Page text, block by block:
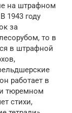
на штрафном
1943 году
за
то в
в штрафной
работает в
тюремном
стихи,